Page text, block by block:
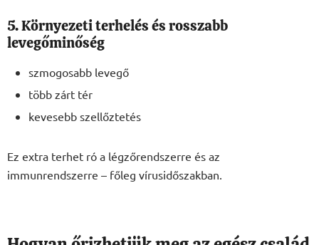
5. Környezeti terhelés és rosszabb
levegőminőség
szmogosabb levegő
több zárt tér
kevesebb szellőztetés
Ez extra terhet ró a légzőrendszerre és az
immunrendszerre – főleg vírusidőszakban.